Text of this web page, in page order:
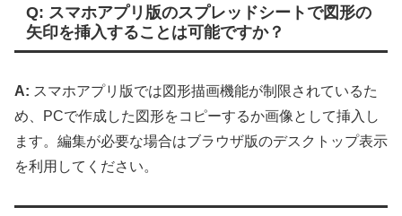
Q: スマホアプリ版のスプレッドシートで図形の
矢印を挿入することは可能ですか？
A: スマホアプリ版では図形描画機能が制限されているた
め、PCで作成した図形をコピーするか画像として挿入し
ます。編集が必要な場合はブラウザ版のデスクトップ表示
を利用してください。